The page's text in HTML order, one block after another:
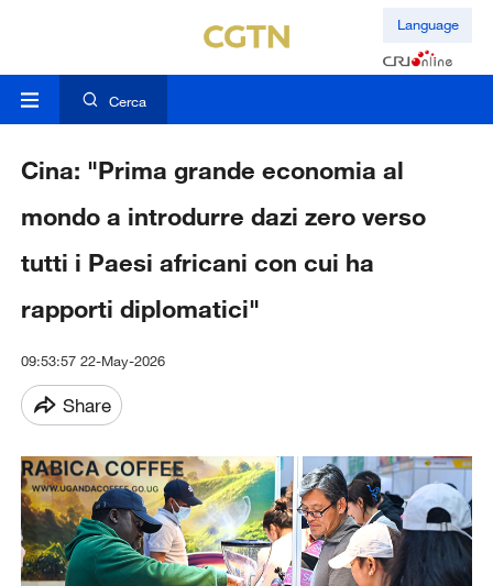
Language
Cerca
Cina: "Prima grande economia al
mondo a introdurre dazi zero verso
tutti i Paesi africani con cui ha
rapporti diplomatici"
09:53:57 22-May-2026
Share